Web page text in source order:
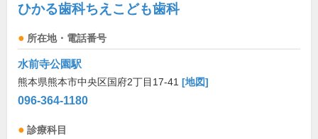
ひかる歯科ちえこども歯科
所在地・電話番号
水前寺公園駅
熊本県熊本市中央区国府2丁目17-41 [地図]
096-364-1180
診療科目